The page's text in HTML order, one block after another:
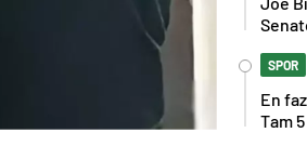
SPOR
En
Tam